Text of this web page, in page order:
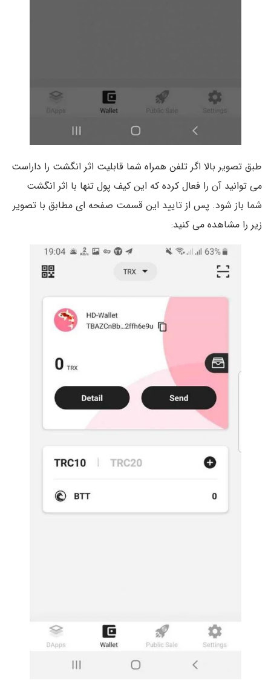
طبق تصویر بالا اگر تلفن همراه شما قابلیت اثر انگشت را داراست
می توانید آن را فعال کرده که این کیف پول تنها با اثر انگشت
شما باز شود. پس از تایید این قسمت صفحه ای مطابق با تصویر
زیر را مشاهده می کنید: